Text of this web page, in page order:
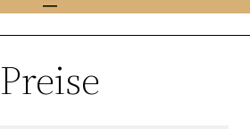
Preise